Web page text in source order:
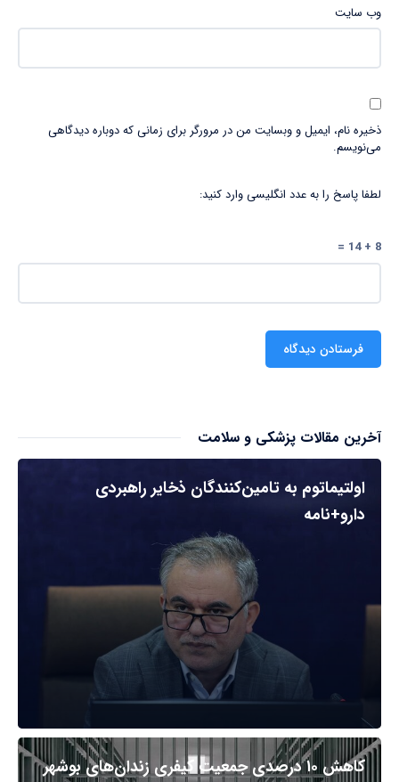
وب‌ سایت
ذخیره نام، ایمیل و وبسایت من در مرورگر برای زمانی که دوباره دیدگاهی
می‌نویسم.
لطفا پاسخ را به عدد انگلیسی وارد کنید:
8 + 14 =
آخرین مقالات پزشکی و سلامت
اولتیماتوم به تامین‌کنندگان ذخایر راهبردی
دارو+نامه
کاهش ۱۰ درصدی جمعیت کیفری زندان‌های بوشهر